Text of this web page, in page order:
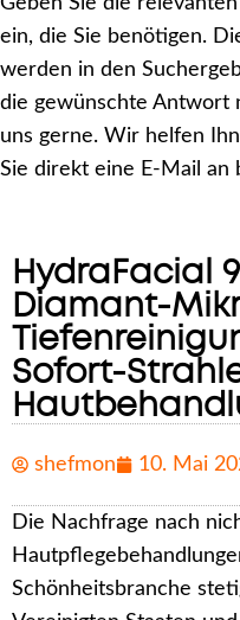
ein, die Sie benötigen.
werden in den
die gewünschte Antwort
uns gerne. Wir helfen
Sie direkt eine E-Mail an
HydraFacial
Diamant-
Sofort-
shefmon 10. Mai
Die Nachfrage nach
Schönheitsbranche